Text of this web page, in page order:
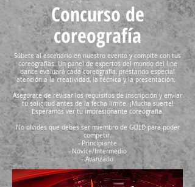
Concurso de
coreografía
Súbete al escenario en nuestro evento y compite con tus
coreografías. Un panel de expertos del mundo del line
dance evaluará cada coreografía, prestando especial
atención a la creatividad, la técnica y la presentación.
Asegúrate de revisar los requisitos de inscripción y enviar
tu solicitud antes de la fecha límite. ¡Mucha suerte!
Esperamos ver tu impresionante coreografía.
No olvides que debes ser miembro de GOLD para poder
competir.
- Principiante
- Novice/Intermedio
- Avanzado